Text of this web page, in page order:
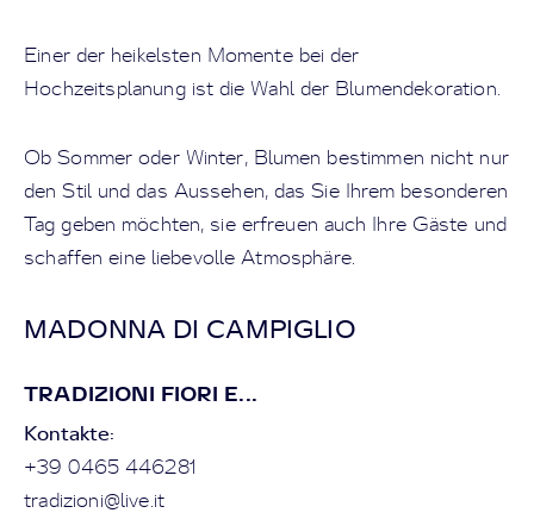
Einer der heikelsten Momente bei der
Hochzeitsplanung ist die Wahl der Blumendekoration.
Ob Sommer oder Winter, Blumen bestimmen nicht nur
den Stil und das Aussehen, das Sie Ihrem besonderen
Tag geben möchten, sie erfreuen auch Ihre Gäste und
schaffen eine liebevolle Atmosphäre.
MADONNA DI CAMPIGLIO
TRADIZIONI FIORI E...
Kontakte:
+39 0465 446281
tradizioni@live.it